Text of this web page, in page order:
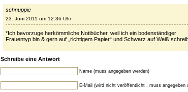
schnuppie
23. Juni 2011 um 12:36 Uhr
*Ich bevorzuge herkömmliche Notibücher, weil ich ein bodenständiger
Frauentyp bin & gern auf „richtigem Papier“ und Schwarz auf Weiß
Schreibe eine Antwort
Name (muss angegeben werden)
E-Mail (wird nicht veröffentlicht , muss angegeben